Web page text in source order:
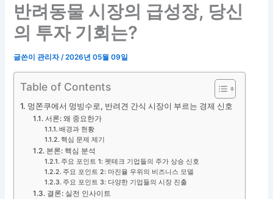
반려동물 시장의 급성장, 당신
의 투자 기회는?
글쓴이관리자/2026년 05월 09일
Table of Contents
멍쫀쿠에서 멍빙수로, 반려견 간식 시장이 부르는 경제 신호
서론: 왜 중요한가
배경과 현황
핵심 문제 제기
본론: 핵심 분석
주요 포인트 1: 펫테크 기업들의 주가 상승 신호
주요 포인트 2: 마진율 우위의 비즈니스 모델
주요 포인트 3: 다양한 기업들의 시장 진출
결론: 실전 인사이트